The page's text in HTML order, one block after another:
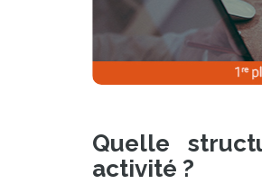
Quelle
activité ?